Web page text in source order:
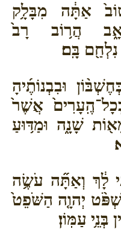
אַתָּ֔ה מִבָּלָ֥ק
הֲר֥וֹב רָב֙
בָּֽם׃
וּבִבְנוֹתֶ֜יהָ
אֲשֶׁר֙
שָׁנָ֑ה וּמַדּ֥וּעַ
לָ֔ךְ וְאַתָּ֞ה עֹשֶׂ֥ה
יְהוָ֤ה הַשֹּׁפֵט֙
בְּנֵ֥י עַמּֽוֹן׃